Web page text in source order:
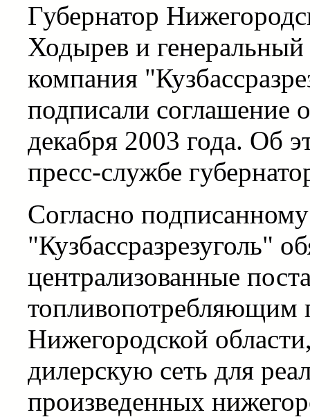
Губернатор
Ходырев и
компания
подписали соглашение
декабря 2003 года. Об
пресс-службе
Согласно
"Кузбассразрезуголь"
централизованные
топливопотребляющим
Нижегородской
дилерскую сеть для
произведенных